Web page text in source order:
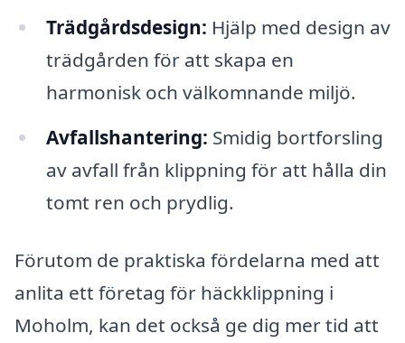
Trädgårdsdesign: Hjälp med design av
trädgården för att skapa en
harmonisk och välkomnande miljö.
Avfallshantering: Smidig bortforsling
av avfall från klippning för att hålla din
tomt ren och prydlig.
Förutom de praktiska fördelarna med att
anlita ett företag för häckklippning i
Moholm, kan det också ge dig mer tid att